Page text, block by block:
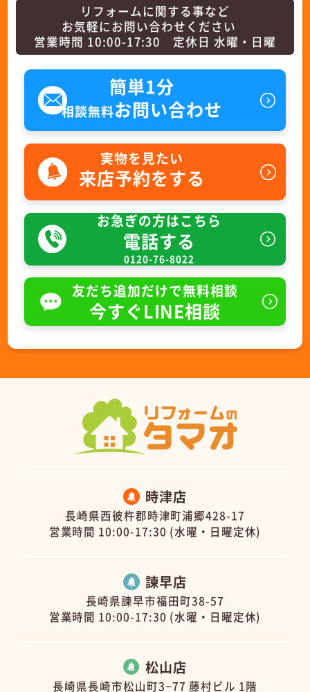
リフォームに関する事など
お気軽にお問い合わせください
営業時間 10:00-17:30 定休日 水曜・日曜
簡単1分
相談無料お問い合わせ
実物を見たい
来店予約をする
お急ぎの方はこちら
電話する
0120-76-8022
友だち追加だけで無料相談
今すぐLINE相談
時津店
長崎県西彼杵郡時津町浦郷428-17
営業時間 10:00-17:30 (水曜・日曜定休)
諫早店
長崎県諫早市福田町38-57
営業時間 10:00-17:30 (水曜・日曜定休)
松山店
長崎県長崎市松山町3−77 藤村ビル 1階